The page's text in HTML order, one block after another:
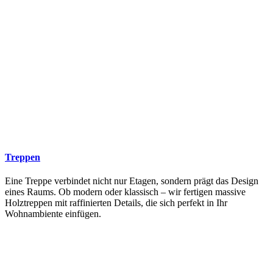
Treppen
Eine Treppe verbindet nicht nur Etagen, sondern prägt das Design
eines Raums. Ob modern oder klassisch – wir fertigen massive
Holztreppen mit raffinierten Details, die sich perfekt in Ihr
Wohnambiente einfügen.